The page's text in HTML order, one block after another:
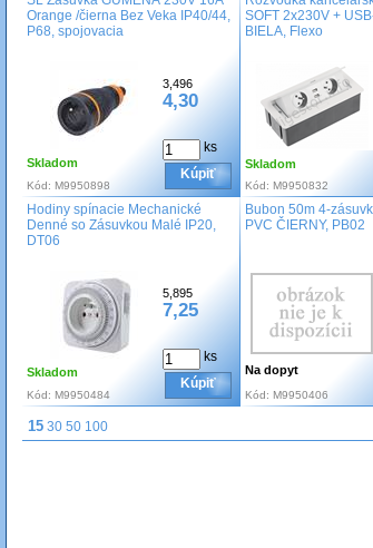
Orange /čierna Bez Veka IP40/44,
P68, spojovacia
3,496
4,30
ks
Kúpiť
Skladom
Kód: M9950898
SOFT 2x230V +
BIELA, Flexo
Skladom
Kód: M9950832
Hodiny spínacie Mechanické
Denné so Zásuvkou Malé IP20,
DT06
5,895
7,25
ks
Kúpiť
Skladom
Kód: M9950484
Bubon 50m 4-
PVC ČIERNY, PB02
Na dopyt
Kód: M9950406
15 30 50 100